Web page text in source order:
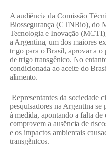
A audiência da Comissão
Biossegurança (CTNBio), do
Tecnologia e Inovação
a Argentina, um dos maiores
trigo para o Brasil, aprovar a o
de trigo transgênico. No
condicionada ao aceite do
alimento.
Representantes da sociedade
pesquisadores na Argentina se
à medida, apontando a falta de
comprovem a ausência de
e os impactos ambientais
transgênicos.